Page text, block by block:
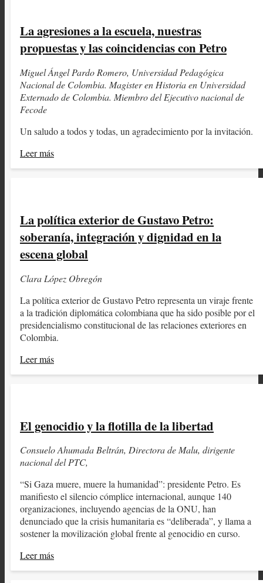
La agresiones a la escuela, nuestras
propuestas y las coincidencias con Petro
Miguel Ángel Pardo Romero, Universidad Pedagógica
Nacional de Colombia. Magister en Historia en Universidad
Externado de Colombia. Miembro del Ejecutivo nacional de
Fecode
Un saludo a todos y todas, un agradecimiento por la invitación.
Leer más
La política exterior de Gustavo Petro:
soberanía, integración y dignidad en la
escena global
Clara López Obregón
La política exterior de Gustavo Petro representa un viraje frente
a la tradición diplomática colombiana que ha sido posible por el
presidencialismo constitucional de las relaciones exteriores en
Colombia.
Leer más
El genocidio y la flotilla de la libertad
Consuelo Ahumada Beltrán, Directora de Malu, dirigente
nacional del PTC,
“Si Gaza muere, muere la humanidad”: presidente Petro. Es
manifiesto el silencio cómplice internacional, aunque 140
organizaciones, incluyendo agencias de la ONU, han
denunciado que la crisis humanitaria es “deliberada”, y llama a
sostener la movilización global frente al genocidio en curso.
Leer más